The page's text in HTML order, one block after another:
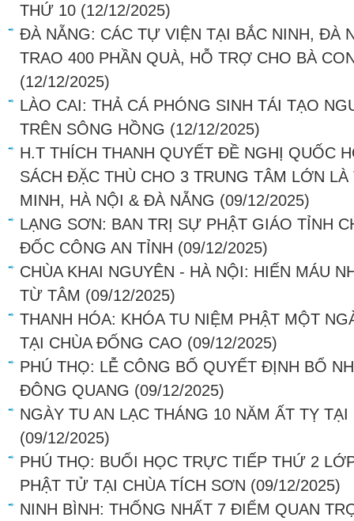
THỨ 10 (12/12/2025)
ĐÀ NẴNG: CÁC TỰ VIỆN TẠI BẮC NINH, ĐÀ
TRAO 400 PHẦN QUÀ, HỖ TRỢ CHO BÀ
(12/12/2025)
LÀO CAI: THẢ CÁ PHÓNG SINH TÁI TẠO
TRÊN SÔNG HỒNG (12/12/2025)
H.T THÍCH THANH QUYẾT ĐỀ NGHỊ QUỐC
SÁCH ĐẶC THÙ CHO 3 TRUNG TÂM LỚN
MINH, HÀ NỘI & ĐÀ NẴNG (09/12/2025)
LẠNG SƠN: BAN TRỊ SỰ PHẬT GIÁO TỈNH
ĐỐC CÔNG AN TỈNH (09/12/2025)
CHÙA KHAI NGUYÊN - HÀ NỘI: HIẾN MÁU
TỪ TÂM (09/12/2025)
THANH HÓA: KHÓA TU NIỆM PHẬT MỘT
TẠI CHÙA ĐỐNG CAO (09/12/2025)
PHÚ THỌ: LỄ CÔNG BỐ QUYẾT ĐỊNH BỔ
ĐÔNG QUANG (09/12/2025)
NGÀY TU AN LẠC THÁNG 10 NĂM ẤT TỴ TẠI
(09/12/2025)
PHÚ THỌ: BUỔI HỌC TRỰC TIẾP THỨ 2
PHẬT TỬ TẠI CHÙA TÍCH SƠN (09/12/2025)
NINH BÌNH: THỐNG NHẤT 7 ĐIỂM QUAN